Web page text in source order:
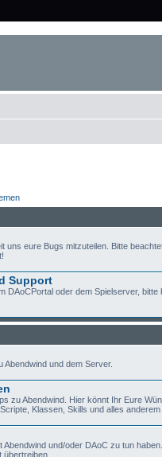
uns eure Bugs mitzuteilen. Bitte
Support
DAoCPortal oder dem Spielserver, bitte
Abendwind und dem Server.
zu Abendwind. Hier könnt Ihr Eure
Klassen, Skills und alles
Abendwind und/oder DAoC zu tun
übertreiben.